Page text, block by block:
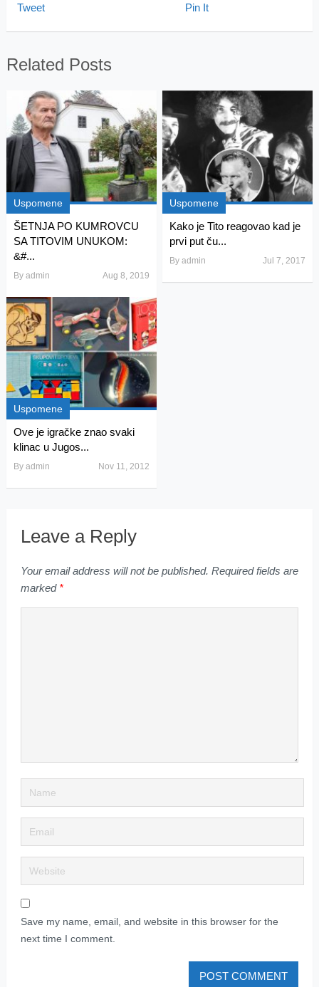
Tweet Pin It
Related Posts
Uspomene
ŠETNJA PO KUMROVCU
SA TITOVIM UNUKOM:
&#...
By admin Aug 8, 2019
Uspomene
Kako je Tito reagovao kad je
prvi put ču...
Byadmin Jul 7, 2017
Uspomene
Ove je igračke znao svaki
klinac u Jugos...
By admin Nov 11, 2012
Leave a Reply
Your email address will not be published. Required fields are
marked *
Save my name, email, and website in this browser for the
next time I comment.